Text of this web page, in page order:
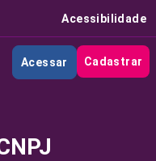
Acessibilidade
Acessar Cadastrar